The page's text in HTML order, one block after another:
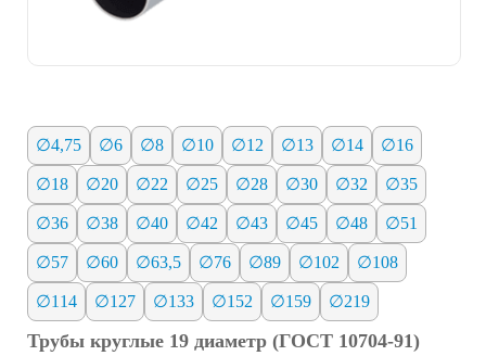
∅4,75 ∅6 ∅8 ∅10 ∅12 ∅13 ∅14 ∅16
∅18 ∅20 ∅22 ∅25 ∅28 ∅30 ∅32 ∅35
∅36 ∅38 ∅40 ∅42 ∅43 ∅45 ∅48 ∅51
∅57 ∅60 ∅63,5 ∅76 ∅89 ∅102 ∅108
∅114 ∅127 ∅133 ∅152 ∅159 ∅219
Трубы круглые 19 диаметр (ГОСТ 10704-91)